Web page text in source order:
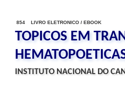
854 LIVRO ELETRONICO / EBOOK
TOPICOS EM
INSTITUTO NACIONAL DO